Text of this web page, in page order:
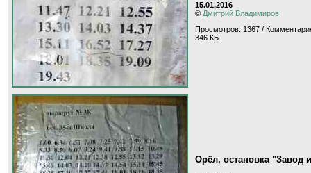
15.01.2016
© Дмитрий Владимиров
Просмотров: 1367 /
346 КБ
Орёл, остановка "Завод